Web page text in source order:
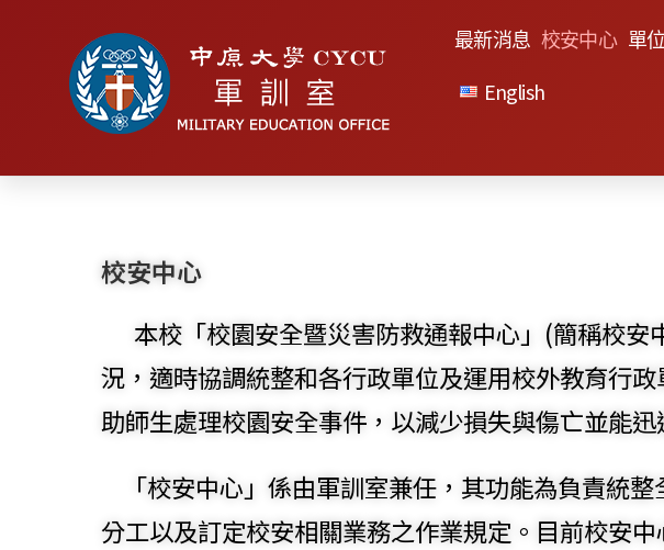
最新消息 校安中心 單
English
校安中心
本校「校園安全暨災害防救通報中心」(簡稱校安
況，適時協調統整和各行政單位及運用校外教育行
助師生處理校園安全事件，以減少損失與傷亡並能
「校安中心」係由軍訓室兼任，其功能為負責統
分工以及訂定校安相關業務之作業規定。目前校安